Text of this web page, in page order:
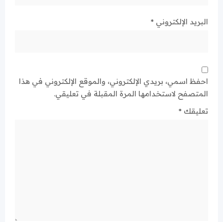
البريد الإلكتروني *
احفظ اسمي، بريدي الإلكتروني، والموقع الإلكتروني في هذا
المتصفح لاستخدامها المرة المقبلة في تعليقي.
تعليقك *